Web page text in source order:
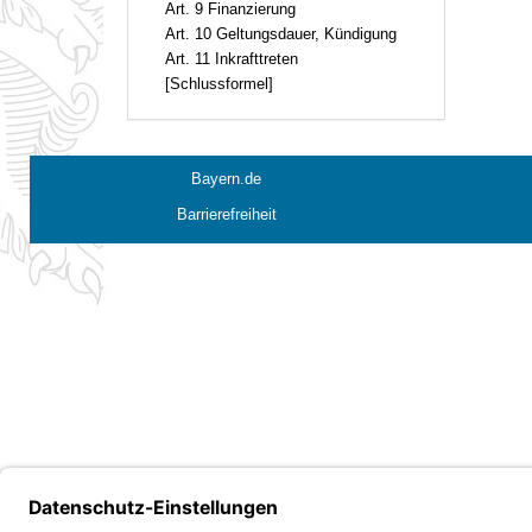
Art. 9 Finanzierung
Art. 10 Geltungsdauer, Kündigung
Art. 11 Inkrafttreten
[Schlussformel]
Bayern.de
Barrierefreiheit